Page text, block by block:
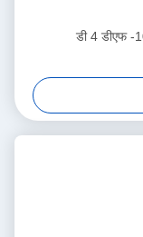
डी 4 डीएफ -